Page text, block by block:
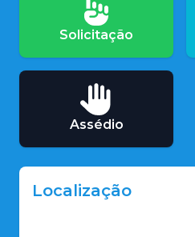
Solicitação
Assédio
Localização